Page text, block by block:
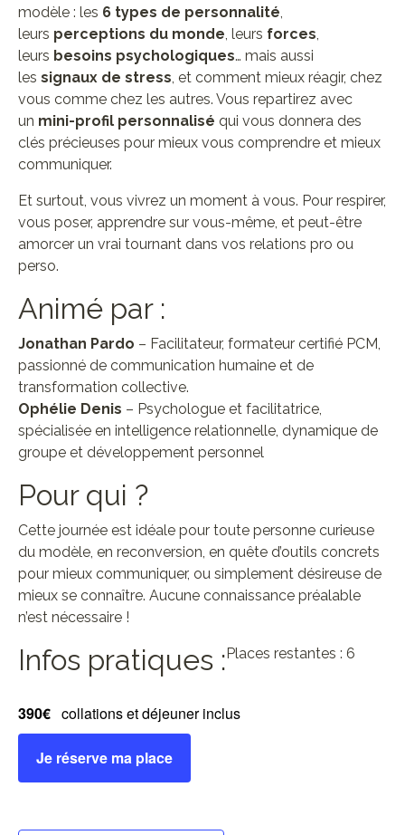
modèle : les 6 types de personnalité,
leurs perceptions du monde, leurs forces,
leurs besoins psychologiques… mais aussi
les signaux de stress, et comment mieux réagir, chez
vous comme chez les autres. Vous repartirez avec
un mini-profil personnalisé qui vous donnera des
clés précieuses pour mieux vous comprendre et mieux
communiquer.
Et surtout, vous vivrez un moment à vous. Pour respirer,
vous poser, apprendre sur vous-même, et peut-être
amorcer un vrai tournant dans vos relations pro ou
perso.
Animé par :
Jonathan Pardo – Facilitateur, formateur certifié PCM,
passionné de communication humaine et de
transformation collective.
Ophélie Denis – Psychologue et facilitatrice,
spécialisée en intelligence relationnelle, dynamique de
groupe et développement personnel
Pour qui ?
Cette journée est idéale pour toute personne curieuse
du modèle, en reconversion, en quête d’outils concrets
pour mieux communiquer, ou simplement désireuse de
mieux se connaître. Aucune connaissance préalable
n’est nécessaire !
Infos pratiques :Places restantes : 6
390€ collations et déjeuner inclus
Je réserve ma place